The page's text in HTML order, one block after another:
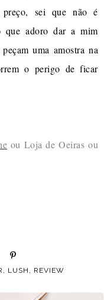
sei que não é
que adoro dar a mim
uma amostra na
o perigo de ficar
ou Loja de Oeiras ou
, LUSH , REVIEW